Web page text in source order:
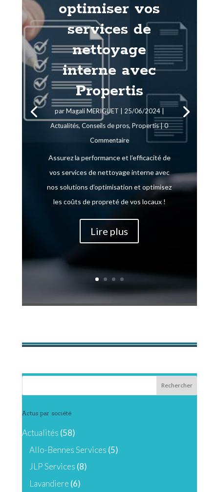
optimiser vos
services de
nettoyage
interne avec
Propertis
parMagali MERIGUET 25/06/2024|
Actualités,Conseils de pros,Propertis| 0
Commentaire
Assurez la performance et l’efficacité de
vos services de nettoyage interne avec
nos solutions d’optimisation et optimisez
les coûts de propreté de vos locaux !
Lire plus
Actus par société
Actualités (58)
Allo-Bennes Services (5)
JLP Services (8)
Lavandiere (6)